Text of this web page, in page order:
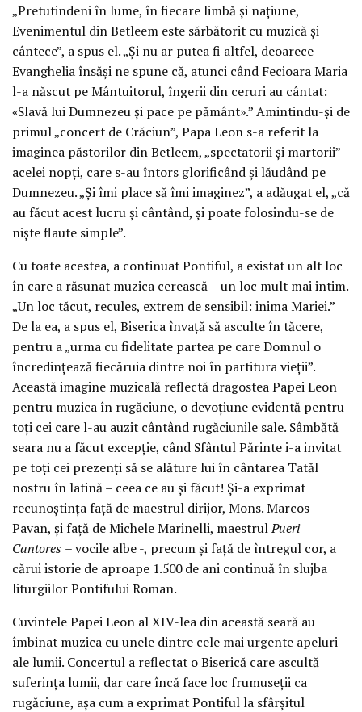
„Pretutindeni în lume, în fiecare limbă și națiune,
Evenimentul din Betleem este sărbătorit cu muzică și
cântece”, a spus el. „Și nu ar putea fi altfel, deoarece
Evanghelia însăși ne spune că, atunci când Fecioara Maria
l-a născut pe Mântuitorul, îngerii din ceruri au cântat:
«Slavă lui Dumnezeu și pace pe pământ».” Amintindu-și de
primul „concert de Crăciun”, Papa Leon s-a referit la
imaginea păstorilor din Betleem, „spectatorii și martorii”
acelei nopți, care s-au întors glorificând și lăudând pe
Dumnezeu. „Și îmi place să îmi imaginez”, a adăugat el, „că
au făcut acest lucru și cântând, și poate folosindu-se de
niște flaute simple”.
Cu toate acestea, a continuat Pontiful, a existat un alt loc
în care a răsunat muzica cerească – un loc mult mai intim.
„Un loc tăcut, recules, extrem de sensibil: inima Mariei.”
De la ea, a spus el, Biserica învață să asculte în tăcere,
pentru a „urma cu fidelitate partea pe care Domnul o
încredințează fiecăruia dintre noi în partitura vieții”.
Această imagine muzicală reflectă dragostea Papei Leon
pentru muzica în rugăciune, o devoțiune evidentă pentru
toți cei care l-au auzit cântând rugăciunile sale. Sâmbătă
seara nu a făcut excepție, când Sfântul Părinte i-a invitat
pe toți cei prezenți să se alăture lui în cântarea Tatăl
nostru în latină – ceea ce au și făcut! Și-a exprimat
recunoștința față de maestrul dirijor, Mons. Marcos
Pavan, și față de Michele Marinelli, maestrulPueri
Cantores – vocile albe -, precum și față de întregul cor, a
cărui istorie de aproape 1.500 de ani continuă în slujba
liturgiilor Pontifului Roman.
Cuvintele Papei Leon al XIV-lea din această seară au
îmbinat muzica cu unele dintre cele mai urgente apeluri
ale lumii. Concertul a reflectat o Biserică care ascultă
suferința lumii, dar care încă face loc frumuseții ca
rugăciune, așa cum a exprimat Pontiful la sfârșitul